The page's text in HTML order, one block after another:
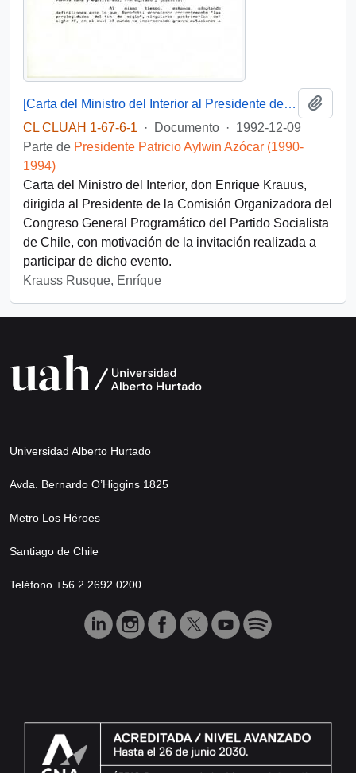
[Carta del Ministro del Interior al Presidente de la Comisión Organizadora del Congreso General Programático del Partido Socialista de Chile]
CL CLUAH 1-67-6-1
· Documento · 1992-12-09
Parte de Presidente Patricio Aylwin Azócar (1990-
1994)
Carta del Ministro del Interior, don Enrique Krauus,
dirigida al Presidente de la Comisión Organizadora del
Congreso General Programático del Partido Socialista
de Chile, con motivación de la invitación realizada a
participar de dicho evento.
Krauss Rusque, Enríque
Universidad Alberto Hurtado
Avda. Bernardo O’Higgins 1825
Metro Los Héroes
Santiago de Chile
Teléfono +56 2 2692 0200